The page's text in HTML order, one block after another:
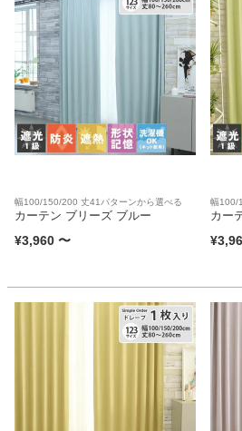
幅100/150/200 丈41パターンから選べる
カーテン ブリーズ ブルー
¥3,960 〜
幅100/
カー
¥